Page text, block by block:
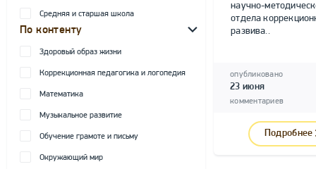
Средняя и старшая школа
По контенту
Здоровый образ жизни
Коррекционная педагогика и логопедия
Математика
Музыкальное развитие
Обучение грамоте и письму
Окружающий мир
научно-
отдела
развива..
опубликовано
23 июня
комментариев
Подробнее